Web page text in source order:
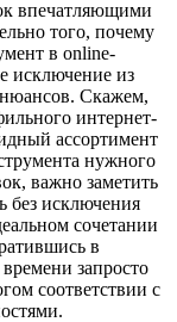
впечатляющими
того, почему
в online-
исключение из
Скажем,
интернет-
ассортимент
нужного
важно заметить
без исключения
сочетании
в
запросто
соответствии с